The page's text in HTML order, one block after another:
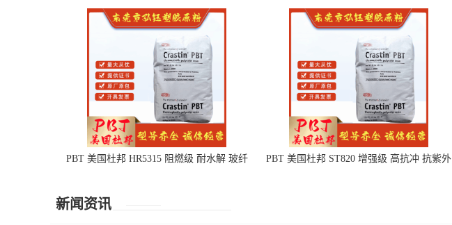
PBT 美国杜邦 HR5315 阻燃级 耐水解 玻纤
PBT 美国杜邦 ST820 增强级 高抗冲 抗紫外
新闻资讯